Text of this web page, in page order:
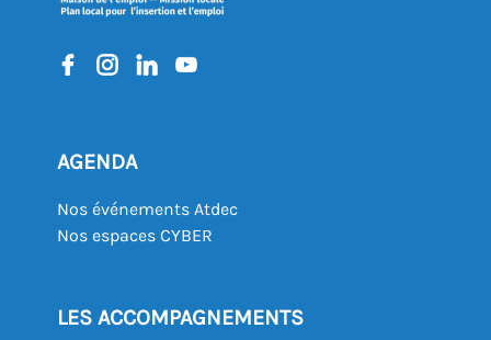
AGENDA
Nos événements Atdec
Nos espaces CYBER
LES ACCOMPAGNEMENTS